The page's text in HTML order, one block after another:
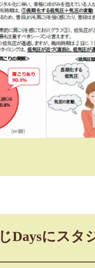
Daysにスタ